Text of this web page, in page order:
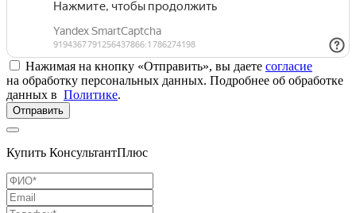
Нажимая на кнопку «Отправить», вы даете согласие
на обработку персональных данных. Подробнее об обработке
данных в Политике.
Отправить
Купить КонсультантПлюс